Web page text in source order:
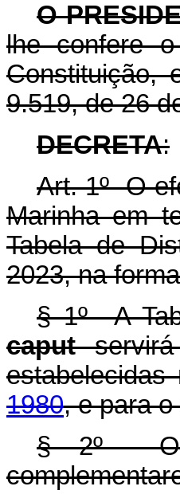
O
lhe confere
Constituição,
9.519, de 26
DECRETA:
Art. 1º O
Marinha em
Tabela de
2023, na
§ 1º A
caputservirá
1980, e para
§ 2º O